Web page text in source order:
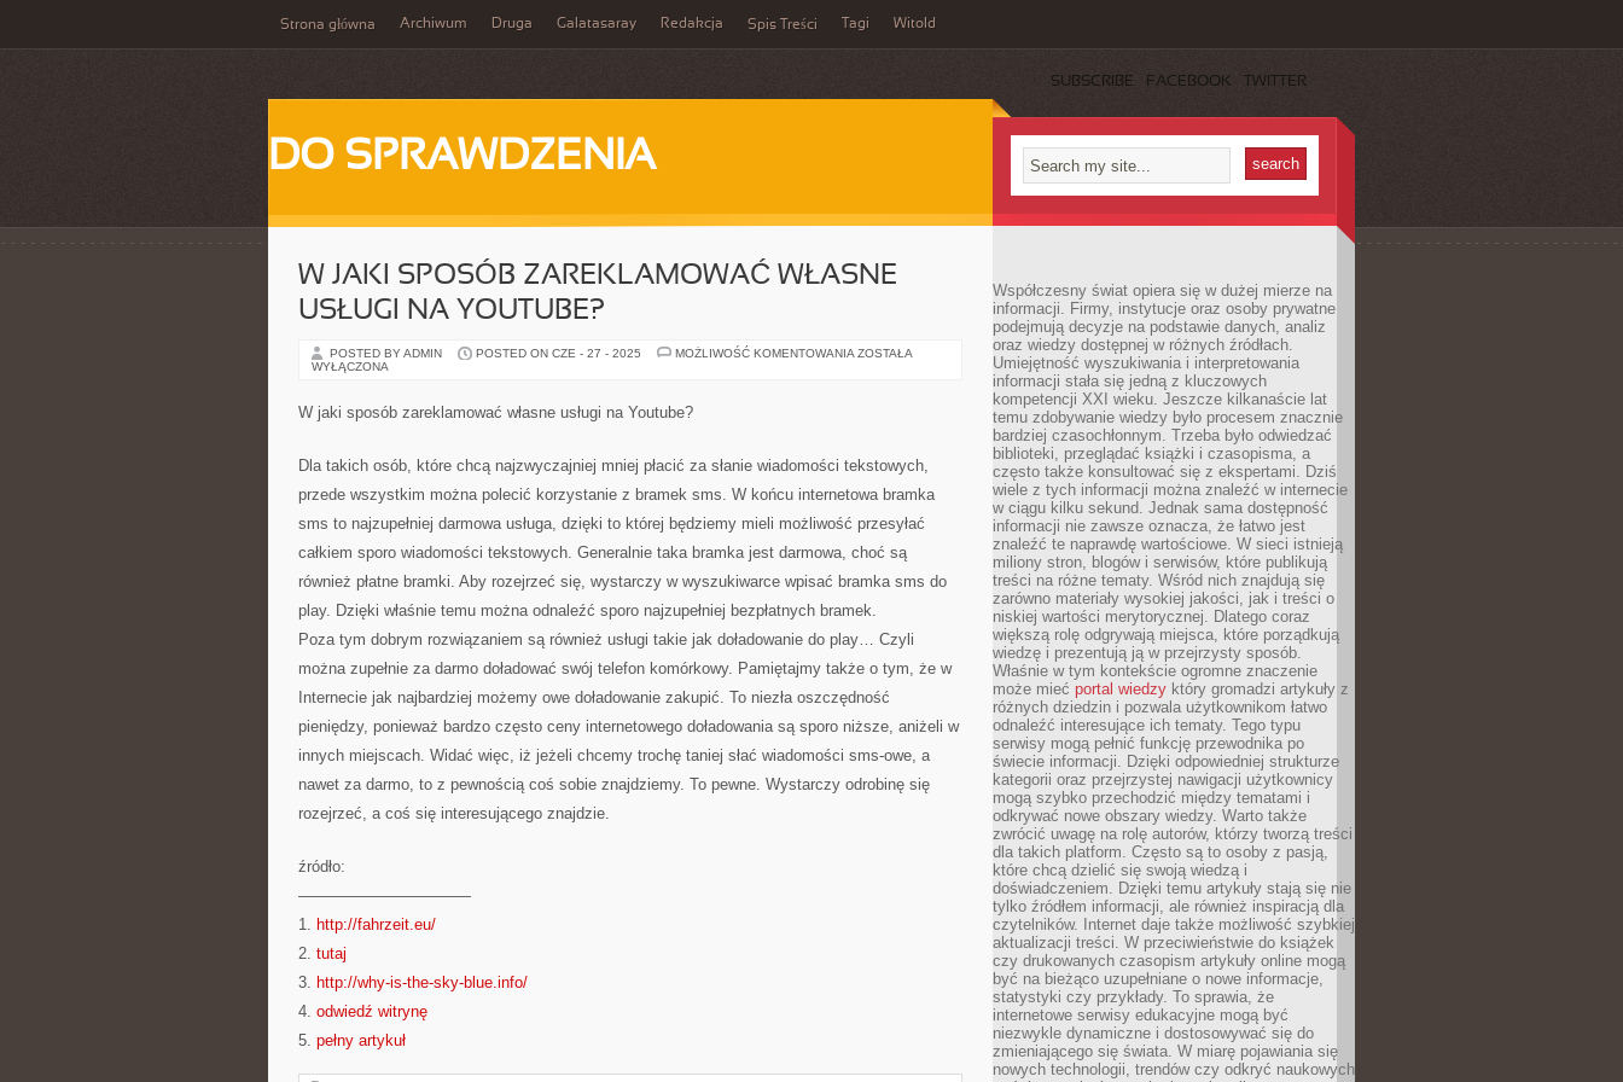
Strona główna Archiwum Druga Galatasaray Redakcja Spis Treści Tagi Witold
SUBSCRIBE FACEBOOK TWITTER
DO SPRAWDZENIA
W JAKI SPOSÓB ZAREKLAMOWAĆ WŁASNE
USŁUGI NA YOUTUBE?
POSTED BY ADMIN POSTED ON CZE - 27 - 2025 MOŻLIWOŚĆ KOMENTOWANIA W
ZOSTAŁA
WYŁĄCZONA
W jaki sposób zareklamować własne usługi na Youtube?
Dla takich osób, które chcą najzwyczajniej mniej płacić za słanie wiadomości tekstowych,
przede wszystkim można polecić korzystanie z bramek sms. W końcu internetowa bramka
sms to najzupełniej darmowa usługa, dzięki to której będziemy mieli możliwość przesyłać
całkiem sporo wiadomości tekstowych. Generalnie taka bramka jest darmowa, choć są
również płatne bramki. Aby rozejrzeć się, wystarczy w wyszukiwarce wpisać bramka sms do
play. Dzięki właśnie temu można odnaleźć sporo najzupełniej bezpłatnych bramek.
Poza tym dobrym rozwiązaniem są również usługi takie jak doładowanie do play… Czyli
można zupełnie za darmo doładować swój telefon komórkowy. Pamiętajmy także o tym, że w
Internecie jak najbardziej możemy owe doładowanie zakupić. To niezła oszczędność
pieniędzy, ponieważ bardzo często ceny internetowego doładowania są sporo niższe, aniżeli w
innych miejscach. Widać więc, iż jeżeli chcemy trochę taniej słać wiadomości sms-owe, a
nawet za darmo, to z pewnością coś sobie znajdziemy. To pewne. Wystarczy odrobinę się
rozejrzeć, a coś się interesującego znajdzie.
źródło:
———————————
1. http://fahrzeit.eu/
2. tutaj
3. http://why-is-the-sky-blue.info/
4. odwiedź witrynę
5. pełny artykuł
Współczesny świat opiera się w dużej mierze na
informacji. Firmy, instytucje oraz osoby prywatne
podejmują decyzje na podstawie danych, analiz
oraz wiedzy dostępnej w różnych źródłach.
Umiejętność wyszukiwania i interpretowania
informacji stała się jedną z kluczowych
kompetencji XXI wieku. Jeszcze kilkanaście lat
temu zdobywanie wiedzy było procesem znacznie
bardziej czasochłonnym. Trzeba było odwiedzać
biblioteki, przeglądać książki i czasopisma, a
często także konsultować się z ekspertami. Dziś
wiele z tych informacji można znaleźć w internecie
w ciągu kilku sekund. Jednak sama dostępność
informacji nie zawsze oznacza, że łatwo jest
znaleźć te naprawdę wartościowe. W sieci istnieją
miliony stron, blogów i serwisów, które publikują
treści na różne tematy. Wśród nich znajdują się
zarówno materiały wysokiej jakości, jak i treści o
niskiej wartości merytorycznej. Dlatego coraz
większą rolę odgrywają miejsca, które porządkują
wiedzę i prezentują ją w przejrzysty sposób.
Właśnie w tym kontekście ogromne znaczenie
może mieć portal wiedzy który gromadzi artykuły z
różnych dziedzin i pozwala użytkownikom łatwo
odnaleźć interesujące ich tematy. Tego typu
serwisy mogą pełnić funkcję przewodnika po
świecie informacji. Dzięki odpowiedniej strukturze
kategorii oraz przejrzystej nawigacji użytkownicy
mogą szybko przechodzić między tematami i
odkrywać nowe obszary wiedzy. Warto także
zwrócić uwagę na rolę autorów, którzy tworzą treści
dla takich platform. Często są to osoby z pasją,
które chcą dzielić się swoją wiedzą i
doświadczeniem. Dzięki temu artykuły stają się nie
tylko źródłem informacji, ale również inspiracją dla
czytelników. Internet daje także możliwość szybkiej
aktualizacji treści. W przeciwieństwie do książek
czy drukowanych czasopism artykuły online mogą
być na bieżąco uzupełniane o nowe informacje,
statystyki czy przykłady. To sprawia, że
internetowe serwisy edukacyjne mogą być
niezwykle dynamiczne i dostosowywać się do
zmieniającego się świata. W miarę pojawiania się
nowych technologii, trendów czy odkryć naukowych